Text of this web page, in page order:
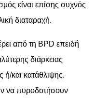
είναι επίσης συχνός
διαταραχή.
από τη BPD επειδή
διάρκειας
ή/και κατάθλιψης.
να πυροδοτήσουν